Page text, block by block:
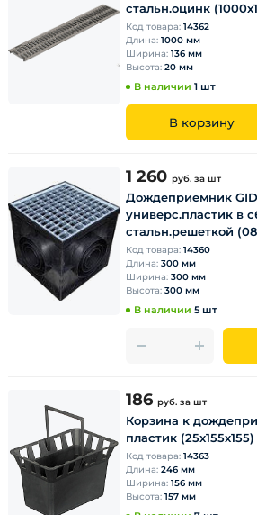
стальн.оцинк
Код товара: 14362
Длина: 1000 мм
Ширина: 136 мм
Высота: 20 мм
В наличии 1 шт
В корзину
1 260 руб. за шт
Дождеприемник
универс.пластик в
стальн.решеткой
Код товара: 14360
Длина: 300 мм
Ширина: 300 мм
Высота: 300 мм
В наличии 5 шт
186 руб. за шт
Корзина к
пластик (25х155х155)
Код товара: 14363
Длина: 246 мм
Ширина: 156 мм
Высота: 157 мм